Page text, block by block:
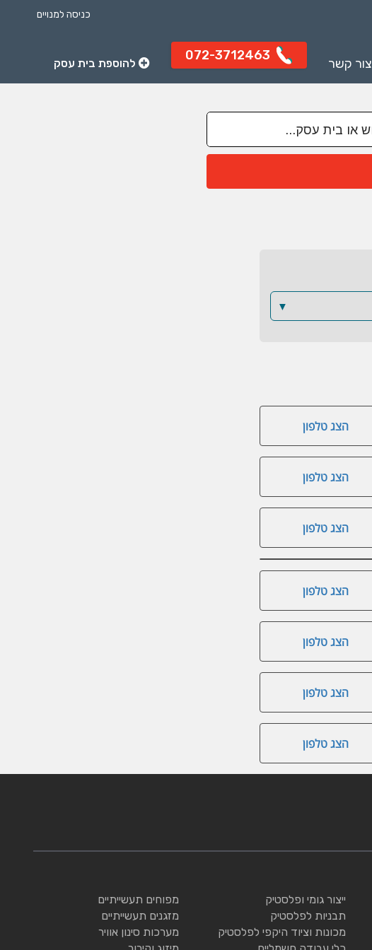
כניסה למנויים
צור קשר
072-3712463
להוספת בית עסק
▼
הצג טלפון
הצג טלפון
הצג טלפון
הצג טלפון
הצג טלפון
הצג טלפון
הצג טלפון
ייצור גומי ופלסטיק
תבניות לפלסטיק
מכונות וציוד היקפי לפלסטיק
מפוחים תעשייתיים
מזגנים תעשייתיים
מערכות סינון אוויר